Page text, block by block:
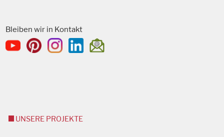
Bleiben wir in Kontakt
UNSERE PROJEKTE